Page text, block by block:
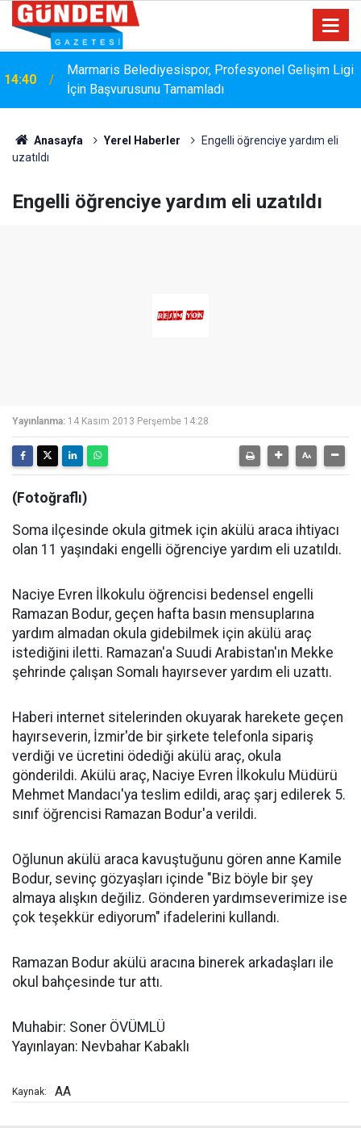
14:40
Marmaris Belediyesispor, Profesyonel Gelişim Ligi
İçin Başvurusunu Tamamladı
Bakanlık Veri Sunamadı: Metin Ergun'dan Turizm
Eleştirisi
Anasayfa Yerel Haberler
Engelli öğrenciye yardım eli
uzatıldı
Engelli öğrenciye yardım eli uzatıldı
Yayınlanma: 14 Kasım 2013 Perşembe 14:28
(Fotoğraflı)
Soma ilçesinde okula gitmek için akülü araca ihtiyacı
olan 11 yaşındaki engelli öğrenciye yardım eli uzatıldı.
Naciye Evren İlkokulu öğrencisi bedensel engelli
Ramazan Bodur, geçen hafta basın mensuplarına
yardım almadan okula gidebilmek için akülü araç
istediğini iletti. Ramazan'a Suudi Arabistan'ın Mekke
şehrinde çalışan Somalı hayırsever yardım eli uzattı.
Haberi internet sitelerinden okuyarak harekete geçen
hayırseverin, İzmir'de bir şirkete telefonla sipariş
verdiği ve ücretini ödediği akülü araç, okula
gönderildi. Akülü araç, Naciye Evren İlkokulu Müdürü
Mehmet Mandacı'ya teslim edildi, araç şarj edilerek 5.
sınıf öğrencisi Ramazan Bodur'a verildi.
Oğlunun akülü araca kavuştuğunu gören anne Kamile
Bodur, sevinç gözyaşları içinde "Biz böyle bir şey
almaya alışkın değiliz. Gönderen yardımseverimize ise
çok teşekkür ediyorum" ifadelerini kullandı.
Ramazan Bodur akülü aracına binerek arkadaşları ile
okul bahçesinde tur attı.
Muhabir: Soner ÖVÜMLÜ
Yayınlayan: Nevbahar Kabaklı
Kaynak: AA